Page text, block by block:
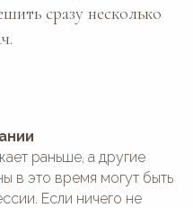
сразу несколько
раньше, а другие
в это время могут быть
Если ничего не